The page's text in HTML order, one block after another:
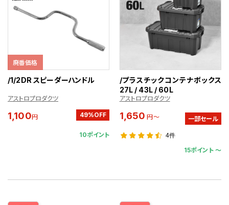
廃番価格
/1/2DR スピーダーハンドル
アストロプロダクツ
1,100円 49%OFF
10ポイント
/プラスチックコンテナボックス
27L / 43L / 60L
アストロプロダクツ
1,650 円～ 一部セール
4件
15ポイント 〜